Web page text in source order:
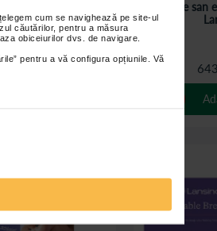
cum se navighează pe site-ul
căutărilor, pentru a măsura
obiceiurilor dvs. de navigare.
pentru a vă configura opțiunile. Vă
25 pungi
52,40 Lei
Pompa de san